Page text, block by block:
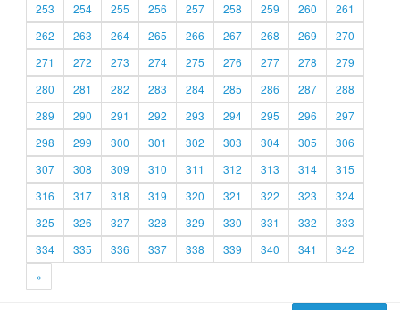
253
254 255 256 257 258 259 260
261
262
263 264 265 266 267 268 269
270
271
272 273 274 275 276 277 278
279
280
281 282 283 284 285 286 287
288
289
290 291 292 293 294 295 296
297
298
299 300 301 302 303 304 305
306
307
308 309 310 311 312 313 314
315
316
317 318 319 320 321 322 323
324
325
326 327 328 329 330 331 332
333
334
335 336 337 338 339 340 341
342
»